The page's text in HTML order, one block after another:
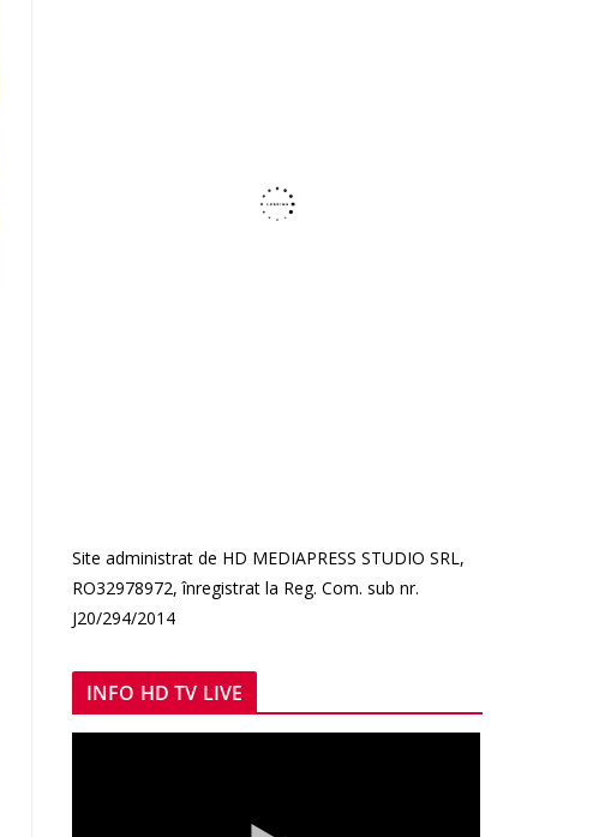
Site administrat de HD MEDIAPRESS STUDIO SRL,
RO32978972, înregistrat la Reg. Com. sub nr.
J20/294/2014
INFO HD TV LIVE